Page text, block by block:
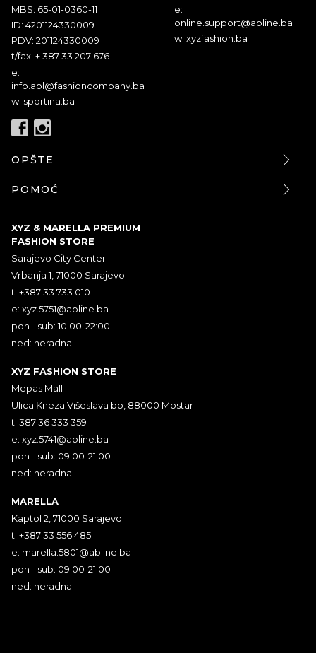
MBS: 65-01-0360-11
ID: 4201124330009
PDV: 201124330009
t/fax: + 387 33 207 676
e:
info.abl@fashioncompany.ba
w: sportina.ba
e:
online.support@abline.ba
w: xyzfashion.ba
OPŠTE
POMOĆ
XYZ & MARELLA PREMIUM
FASHION STORE
Sarajevo City Center
Vrbanja 1, 71000 Sarajevo
t: +387 33 733 010
e: xyz.5751@abline.ba
pon - sub: 10:00-22:00
ned: neradna
XYZ FASHION STORE
Mepas Mall
Ulica Kneza Višeslava bb, 88000 Mostar
t: 387 36 333 359
e: xyz.5741@abline.ba
pon - sub: 09:00-21:00
ned: neradna
MARELLA
Kaptol 2, 71000 Sarajevo
t: +387 33 556 485
e: marella.5801@abline.ba
pon - sub: 09:00-21:00
ned: neradna